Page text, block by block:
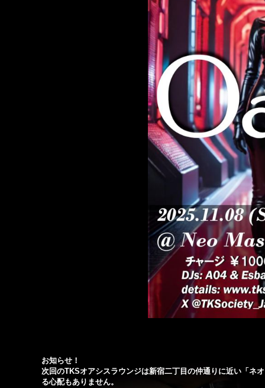
お知らせ！
次回のTKSオアシスラウンジは新宿二丁目の仲通りに近い「ネ
る心配もありません。